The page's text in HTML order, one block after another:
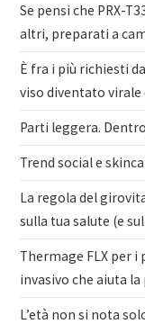
Se pensi che PRX-
altri, preparati a
È fra i più richiesti
viso diventato virale
Parti leggera.
Trend social e
La regola del
sulla tua salute (e
Thermage FLX per
invasivo che aiuta
L’età non si nota